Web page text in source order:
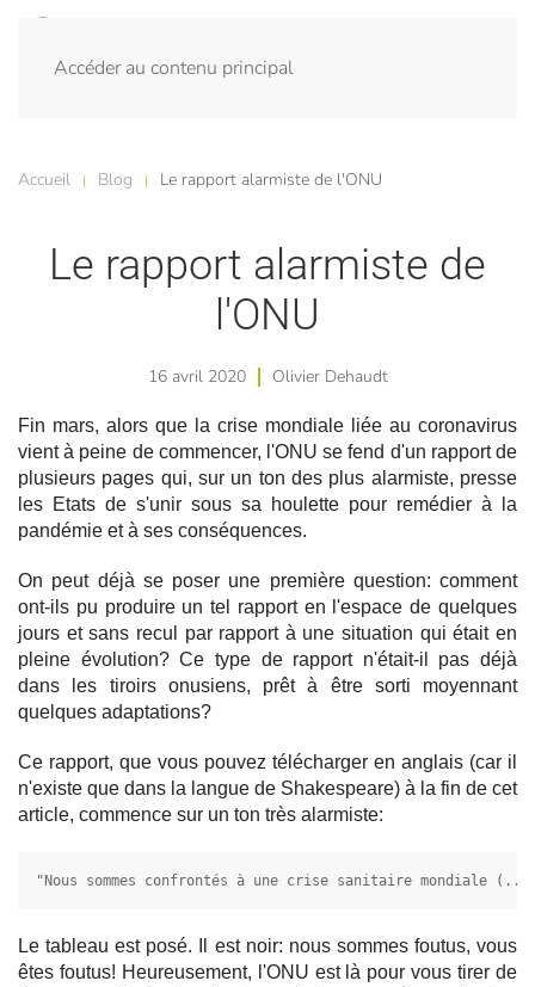
Accéder au contenu principal
Accueil Blog Le rapport alarmiste de l'ONU
Le rapport alarmiste de
l'ONU
16 avril 2020 Olivier Dehaudt
Fin mars, alors que la crise mondiale liée au coronavirus
vient à peine de commencer, l'ONU se fend d'un rapport de
plusieurs pages qui, sur un ton des plus alarmiste, presse
les Etats de s'unir sous sa houlette pour remédier à la
pandémie et à ses conséquences.
On peut déjà se poser une première question: comment
ont-ils pu produire un tel rapport en l'espace de quelques
jours et sans recul par rapport à une situation qui était en
pleine évolution? Ce type de rapport n'était-il pas déjà
dans les tiroirs onusiens, prêt à être sorti moyennant
quelques adaptations?
Ce rapport, que vous pouvez télécharger en anglais (car il
n'existe que dans la langue de Shakespeare) à la fin de cet
article, commence sur un ton très alarmiste:
"Nous sommes confrontés à une crise sanitaire mondiale
Le tableau est posé. Il est noir: nous sommes foutus, vous
êtes foutus! Heureusement, l'ONU est là pour vous tirer de